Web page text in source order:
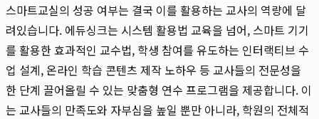
스마트교실의 성공 여부는 결국 이를 활용하는 교사의 역량에 달
려있습니다. 에듀싱크는 시스템 활용법 교육을 넘어, 스마트 기기
를 활용한 효과적인 교수법, 학생 참여를 유도하는 인터랙티브 수
업 설계, 온라인 학습 콘텐츠 제작 노하우 등 교사들의 전문성을
한 단계 끌어올릴 수 있는 맞춤형 연수 프로그램을 제공합니다. 이
는 교사들의 만족도와 자부심을 높일 뿐만 아니라, 학원의 전체적